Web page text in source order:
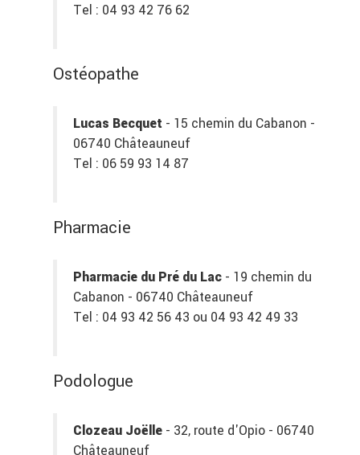
Tel : 04 93 42 76 62
Ostéopathe
Lucas Becquet - 15 chemin du Cabanon -
06740 Châteauneuf
Tel : 06 59 93 14 87
Pharmacie
Pharmacie du Pré du Lac - 19 chemin du
Cabanon - 06740 Châteauneuf
Tel : 04 93 42 56 43 ou 04 93 42 49 33
Podologue
Clozeau Joëlle - 32, route d'Opio - 06740
Châteauneuf